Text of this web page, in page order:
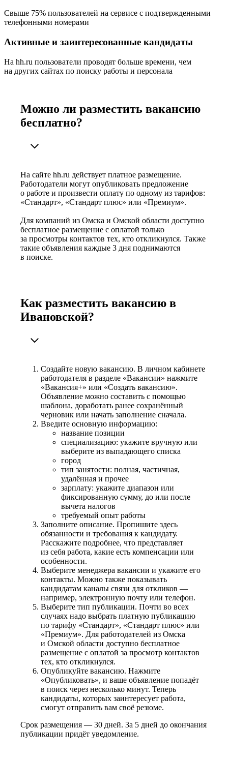
Свыше 75% пользователей на сервисе с подтвержденными
телефонными номерами
Активные и заинтересованные кандидаты
На hh.ru пользователи проводят больше времени, чем
на других сайтах по поиску работы и персонала
Можно ли разместить вакансию
бесплатно?
На сайте hh.ru действует платное размещение.
Работодатели могут опубликовать предложение
о работе и произвести оплату по одному из тарифов:
«Стандарт», «Стандарт плюс» или «Премиум».
Для компаний из Омска и Омской области доступно
бесплатное размещение с оплатой только
за просмотры контактов тех, кто откликнулся. Также
такие объявления каждые 3 дня поднимаются
в поиске.
Как разместить вакансию в
Ивановской?
Создайте новую вакансию. В личном кабинете
работодателя в разделе «Вакансии» нажмите
«Вакансия+» или «Создать вакансию».
Объявление можно составить с помощью
шаблона, доработать ранее сохранённый
черновик или начать заполнение сначала.
Введите основную информацию:
название позиции
специализацию: укажите вручную или
выберите из выпадающего списка
город
тип занятости: полная, частичная,
удалённая и прочее
зарплату: укажите диапазон или
фиксированную сумму, до или после
вычета налогов
требуемый опыт работы
Заполните описание. Пропишите здесь
обязанности и требования к кандидату.
Расскажите подробнее, что представляет
из себя работа, какие есть компенсации или
особенности.
Выберите менеджера вакансии и укажите его
контакты. Можно также показывать
кандидатам каналы связи для откликов —
например, электронную почту или телефон.
Выберите тип публикации. Почти во всех
случаях надо выбрать платную публикацию
по тарифу «Стандарт», «Стандарт плюс» или
«Премиум». Для работодателей из Омска
и Омской области доступно бесплатное
размещение с оплатой за просмотр контактов
тех, кто откликнулся.
Опубликуйте вакансию. Нажмите
«Опубликовать», и ваше объявление попадёт
в поиск через несколько минут. Теперь
кандидаты, которых заинтересует работа,
смогут отправить вам своё резюме.
Срок размещения — 30 дней. За 5 дней до окончания
публикации придёт уведомление.